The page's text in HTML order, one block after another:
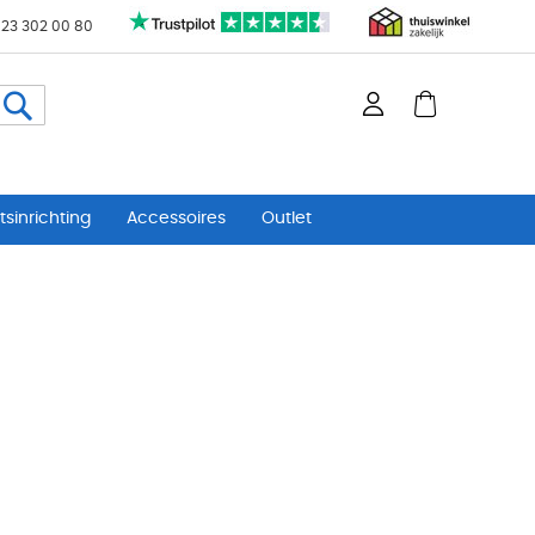
302 00 80
Accessoires Outlet